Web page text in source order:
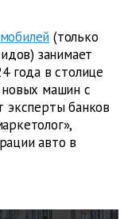
(только
занимает
года в столице
машин с
эксперты банков
авто в